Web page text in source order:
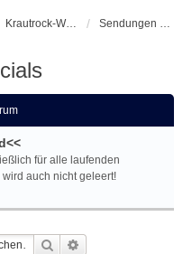
Krautrock-World Webradio Sendungen und Specials
für alle laufenden
auch nicht geleert!
Suche